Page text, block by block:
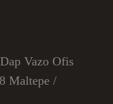
Vazo Ofis
Maltepe /